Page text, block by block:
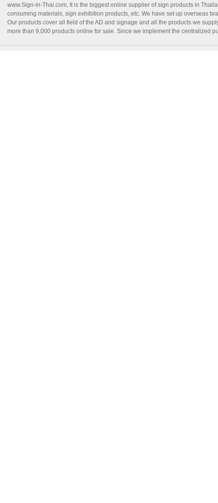
www.Sign-in-Thai.com, It is the biggest online supplier of sign products in
consuming materials, sign exhibition products, etc. We have set up overseas
Our products cover all field of the AD and signage and all the products we
more than 9,000 products online for sale. Since we implement the centralized